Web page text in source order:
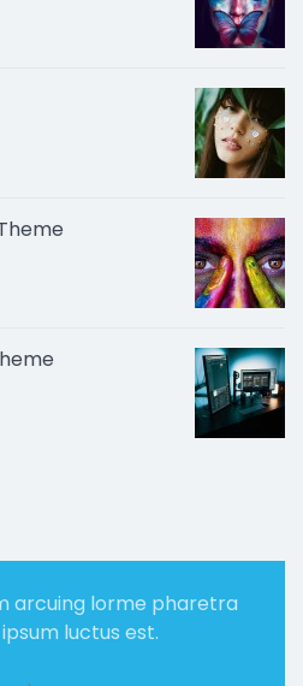
arcuing lorme pharetra
luctus est.